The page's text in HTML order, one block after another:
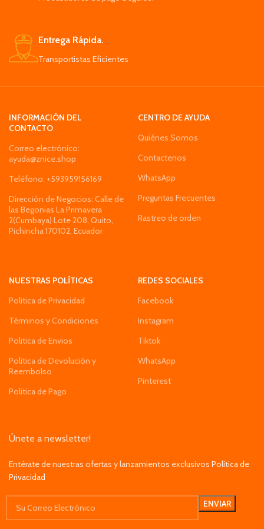
Entrega Rápida.
Transportistas Eficientes
INFORMACIÓN DEL
CONTACTO
Correo electrónico:
ayuda@znice.shop
Teléfono: +593959156169
Dirección de Negocios: Calle de
las Begonias La Primavera
2(Cumbaya) Lote 208, Quito,
Pichincha 170102, Ecuador
CENTRO DE AYUDA
Quiénes Somos
Contactenos
WhatsApp
Preguntas Frecuentes
Rastreo de orden
NUESTRAS POLÍTICAS
Política de Privacidad
Términos y Condiciones
Politica de Envios
Política de Devolución y
Reembolso
Política de Pago
REDES SOCIALES
Facebook
Instagram
Tiktok
WhatsApp
Pinterest
Únete a newsletter!
Entérate de nuestras ofertas y lanzamientos exclusivos Política de
Privacidad